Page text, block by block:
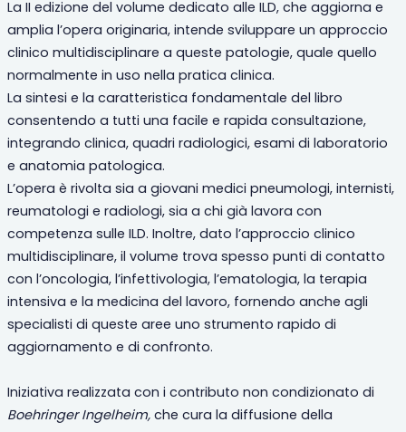
La II edizione del volume dedicato alle ILD, che aggiorna e
amplia l’opera originaria, intende sviluppare un approccio
clinico multidisciplinare a queste patologie, quale quello
normalmente in uso nella pratica clinica.
La sintesi e la caratteristica fondamentale del libro
consentendo a tutti una facile e rapida consultazione,
integrando clinica, quadri radiologici, esami di laboratorio
e anatomia patologica.
L’opera è rivolta sia a giovani medici pneumologi, internisti,
reumatologi e radiologi, sia a chi già lavora con
competenza sulle ILD. Inoltre, dato l’approccio clinico
multidisciplinare, il volume trova spesso punti di contatto
con l’oncologia, l’infettivologia, l’ematologia, la terapia
intensiva e la medicina del lavoro, fornendo anche agli
specialisti di queste aree uno strumento rapido di
aggiornamento e di confronto.
Iniziativa realizzata con i contributo non condizionato di
Boehringer Ingelheim, che cura la diffusione della